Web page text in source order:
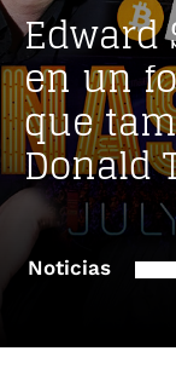
Edward
en un
que
Donald
Noticias